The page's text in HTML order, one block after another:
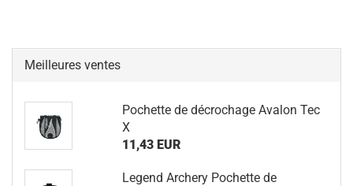
Meilleures ventes
Pochette de décrochage Avalon Tec
X
11,43 EUR
Legend Archery Pochette de